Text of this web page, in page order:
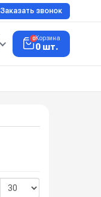
Заказать звонок
0Корзина
0 шт.